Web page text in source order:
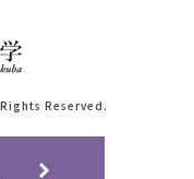
Reserved.